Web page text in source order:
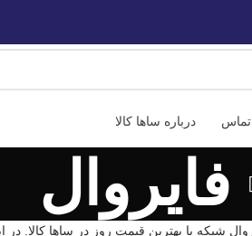
تماس درباره ساها کالا
فایروال
شبکه با بهترین قیمت روز در ساها